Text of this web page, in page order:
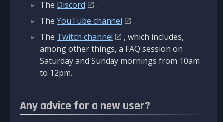
The Discord
.
The YouTube channel
.
The Twitch channel
, which includes,
among other things, a FAQ session on
Saturday and Sunday mornings from 10am
to 12pm.
Any advice for a new user?